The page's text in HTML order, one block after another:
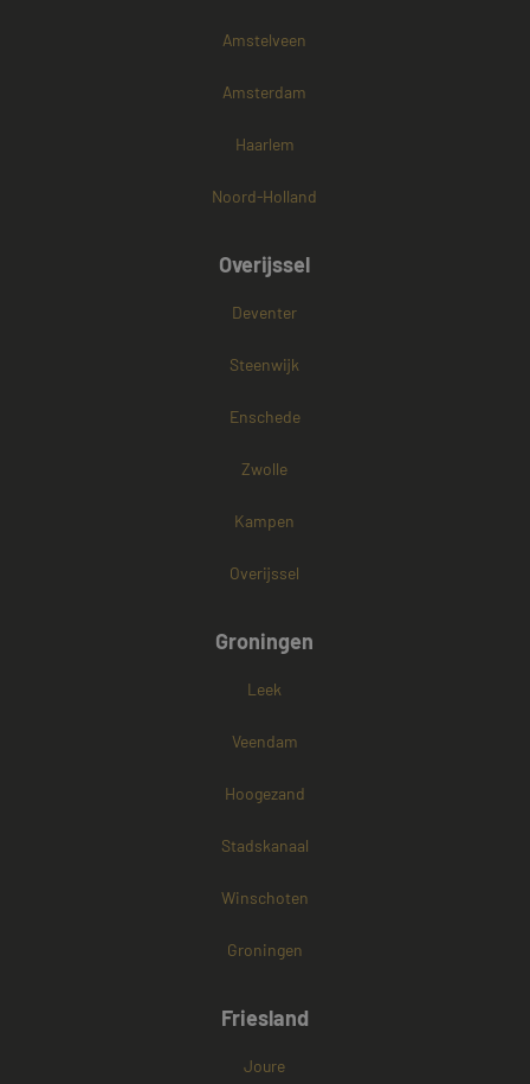
Amstelveen
Amsterdam
Haarlem
Noord-Holland
Overijssel
Deventer
Steenwijk
Enschede
Zwolle
Kampen
Overijssel
Groningen
Leek
Veendam
Hoogezand
Stadskanaal
Winschoten
Groningen
Friesland
Joure